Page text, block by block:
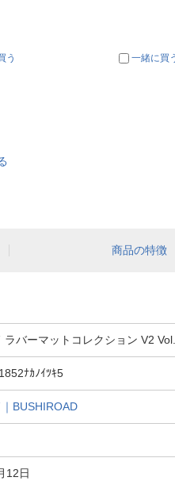
う 一緒に買
商品の特徴
ラバーマットコレクション V2
ﾅｶﾉｲﾂｷ5
BUSHIROAD
12日